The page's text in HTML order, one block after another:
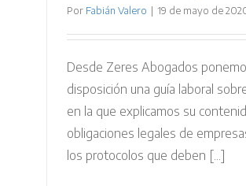
Por Fabián Valero | 19 de mayo de
Desde Zeres Abogados
disposición una guía laboral
en la que explicamos su
obligaciones legales de
los protocolos que deben [...]